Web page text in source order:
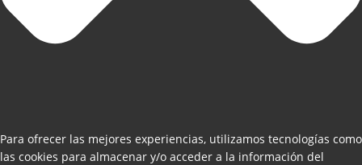
Para ofrecer las mejores experiencias, utilizamos tecnologías como
las cookies para almacenar y/o acceder a la información del